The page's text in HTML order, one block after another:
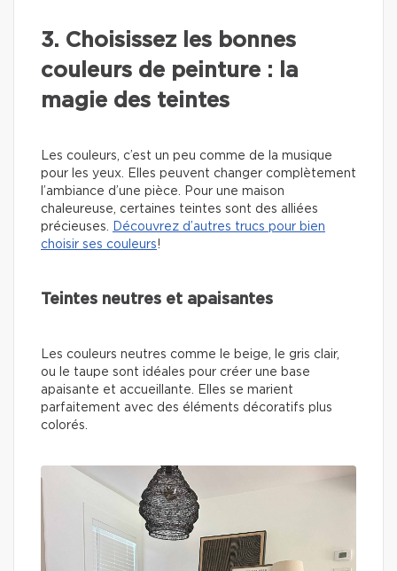
3. Choisissez les bonnes
couleurs de peinture : la
magie des teintes
Les couleurs, c’est un peu comme de la musique
pour les yeux. Elles peuvent changer complètement
l’ambiance d’une pièce. Pour une maison
chaleureuse, certaines teintes sont des alliées
précieuses.
Découvrez d’autres trucs pour bien
choisir ses couleurs!
Teintes neutres et apaisantes
Les couleurs neutres comme le beige, le gris clair,
ou le taupe sont idéales pour créer une base
apaisante et accueillante. Elles se marient
parfaitement avec des éléments décoratifs plus
colorés.